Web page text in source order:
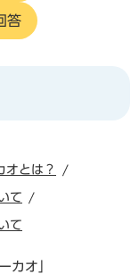
答
オとは？
て
て
カオ」